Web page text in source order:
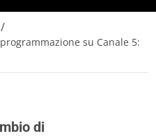
/
su Canale 5:
di